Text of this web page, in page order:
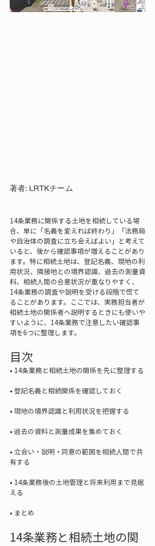
著者: LRTKチーム
14条業務に関係する土地を相続している場
合、単に「名義を変えれば終わり」「法務局
や自治体の調査に立ち会えばよい」と考えて
いると、後から確認事項が増えることがあり
ます。特に相続土地は、登記名義、現地の利
用状況、隣接地との境界認識、過去の測量資
料、相続人間の合意状況が重なりやすく、
14条業務の調査や説明を受ける段階で慌て
ることがあります。ここでは、実務担当者が
相続土地の関係者へ説明するときにも使いや
すいように、14条業務で注意したい確認事
項を6つに整理します。
目次
•
•
•
•
• 立会い・説明・同意の範囲を相続人間で共
• 14条業務後の土地管理と将来利用まで見据
• まとめ
14条業務と相続土地の関